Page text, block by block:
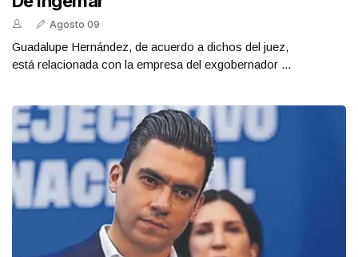
Agosto 09
Guadalupe Hernández, de acuerdo a dichos del juez,
está relacionada con la empresa del exgobernador ...